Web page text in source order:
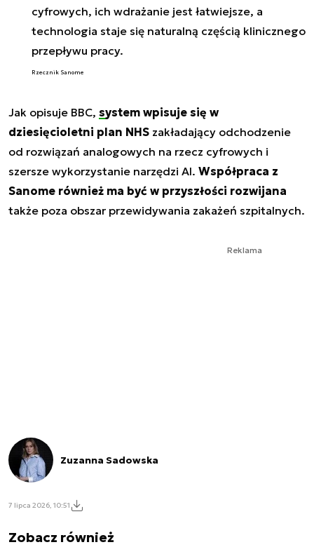
cyfrowych, ich wdrażanie jest łatwiejsze, a
technologia staje się naturalną częścią klinicznego
przepływu pracy.
Rzecznik Sanome
Jak opisuje BBC, system wpisuje się w
dziesięcioletni plan NHS zakładający odchodzenie
od rozwiązań analogowych na rzecz cyfrowych i
szersze wykorzystanie narzędzi AI. Współpraca z
Sanome również ma być w przyszłości rozwijana
także poza obszar przewidywania zakażeń szpitalnych.
Reklama
Zuzanna Sadowska
7 lipca 2026, 10:51
Zobacz również